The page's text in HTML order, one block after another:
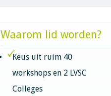
Waarom lid worden?
Keus uit ruim 40
workshops en 2 LVSC
Colleges